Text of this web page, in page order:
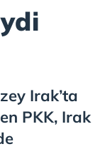
Irak’ta
PKK, Irak